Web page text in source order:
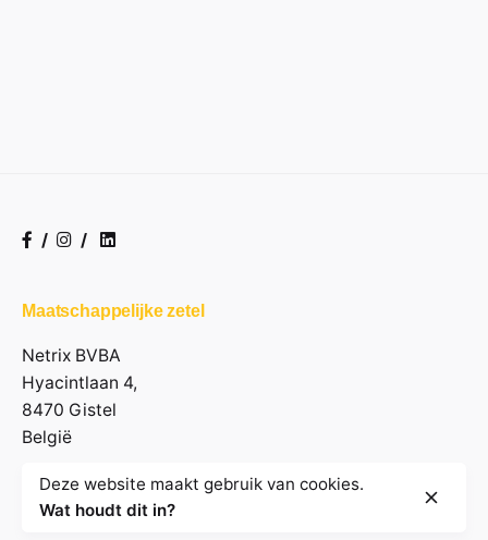
/ /
Maatschappelijke zetel
Netrix BVBA
Hyacintlaan 4,
8470 Gistel
België
Contactgegevens
Deze website maakt gebruik van cookies.
Wat houdt dit in?